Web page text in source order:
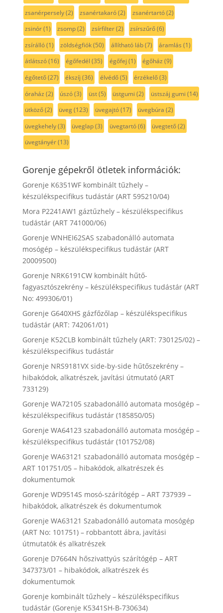
zsanérpersely(2) zsanértakaró(2) zsanértartó(2)
zsinór(1) zsomp(2) zsírfilter(2) zsírszűrő(6)
zsírálló(1) zöldségfiók(50) állítható láb(7) áramlás (1)
átlátszó(16) égőfedél (35) égőfej (1) égőház (9)
égőtető(27) ékszíj (36) élvédő(5) érzékelő(3)
óraház (2) úszó(3) üst(5) üstgumi (2) üstszáj gumi (14)
ütköző(2) üveg(123) üvegajtó(17) üvegbúra (2)
üvegkehely(3) üveglap(3) üvegtartó(6) üvegtető(2)
üvegtányér(13)
Gorenje gépekről ötletek információk:
Gorenje K6351WF kombinált tűzhely –
készülékspecifikus tudástár (ART 595210/04)
Mora P2241AW1 gáztűzhely – készülékspecifikus
tudástár (ART 741000/06)
Gorenje WNHEI62SAS szabadonálló automata
mosógép – készülékspecifikus tudástár (ART
20009500)
Gorenje NRK6191CW kombinált hűtő-
fagyasztószekrény – készülékspecifikus tudástár (ART
No: 499306/01)
Gorenje G640XHS gázfőzőlap – készülékspecifikus
tudástár (ART: 742061/01)
Gorenje K52CLB kombinált tűzhely (ART: 730125/02) –
készülékspecifikus tudástár
Gorenje NRS9181VX side-by-side hűtőszekrény –
hibakódok, alkatrészek, javítási útmutató (ART
733129)
Gorenje WA72105 szabadonálló automata mosógép –
készülékspecifikus tudástár (185850/05)
Gorenje WA64123 szabadonálló automata mosógép –
készülékspecifikus tudástár (101752/08)
Gorenje WA63121 szabadonálló automata mosógép –
ART 101751/05 – hibakódok, alkatrészek és
dokumentumok
Gorenje WD9514S mosó-szárítógép – ART 737939 –
hibakódok, alkatrészek és dokumentumok
Gorenje WA63121 Szabadonálló automata mosógép
(ART No: 101751) – robbantott ábra, javítási
útmutatók és alkatrészek
Gorenje D7664N hőszivattyús szárítógép – ART
347373/01 – hibakódok, alkatrészek és
dokumentumok
Gorenje kombinált tűzhely – készülékspecifikus
tudástár (Gorenje K5341SH-B-730634)